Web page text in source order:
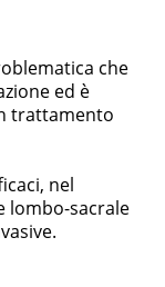
che
ed è
trattamento
nel
lombo-sacrale